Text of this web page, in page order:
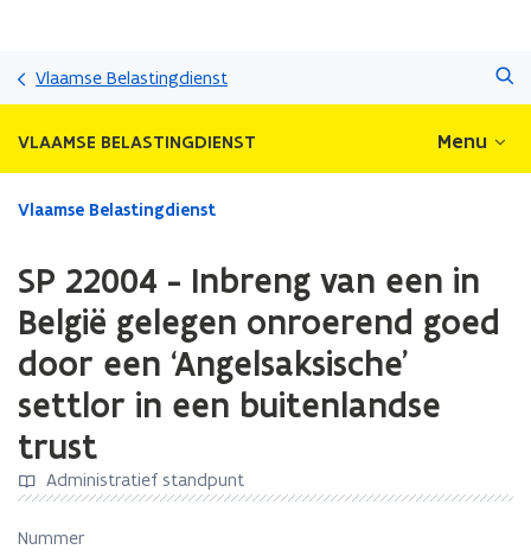
gaan
Vlaamse Belastingdienst
VLAAMSE BELASTINGDIENST Menu
Gedaan
bevindt
zich
op:
22004
Inbreng
van
een
Vlaamse Belastingdienst
SP 22004 - Inbreng van een in
België gelegen onroerend goed
door een ‘Angelsaksische’
settlor in een buitenlandse
trust
Administratief standpunt
Nummer